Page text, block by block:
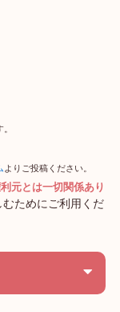
よりご投稿ください。
元とは一切関係あり
ためにご利用くだ